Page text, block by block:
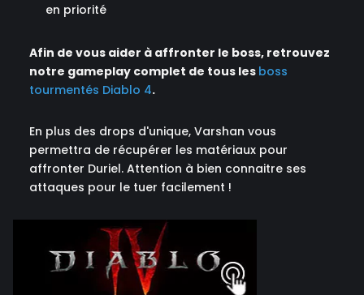
en priorité
Afin de vous aider à affronter le boss, retrouvez
notre gameplay complet de tous les boss
tourmentés Diablo 4.
En plus des drops d'unique, Varshan vous
permettra de récupérer les matériaux pour
affronter Duriel. Attention à bien connaitre ses
attaques pour le tuer facilement !